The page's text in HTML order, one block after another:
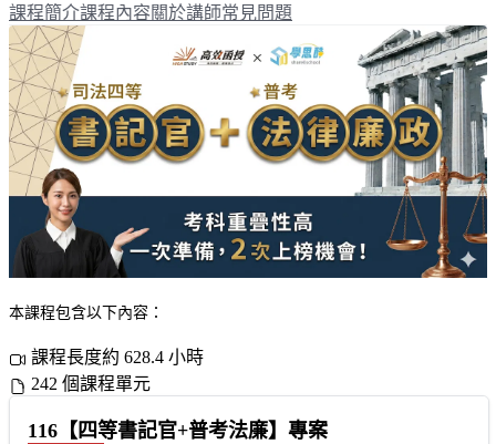
課程簡介課程內容關於講師常見問題
本課程包含以下內容：
課程長度約 628.4 小時
242 個課程單元
116【四等書記官+普考法廉】專案